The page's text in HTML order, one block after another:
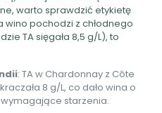
warto sprawdzić etykietę
wino pochodzi z chłodnego
TA sięgała 8,5 g/L), to
: TA w Chardonnay z Côte
8 g/L, co dało wina o
starzenia.